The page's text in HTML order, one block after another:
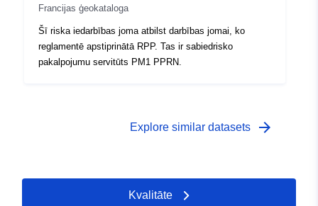
Francijas ģeokataloga
Šī riska iedarbības joma atbilst darbības jomai, ko
reglamentē apstiprinātā RPP. Tas ir sabiedrisko
pakalpojumu servitūts PM1 PPRN.
Explore similar datasets arrow_forward
Kvalitāte